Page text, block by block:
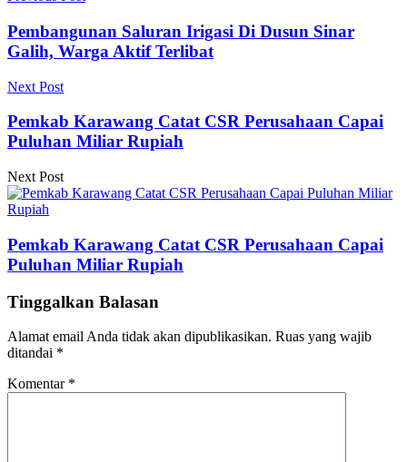
Pembangunan Saluran Irigasi Di Dusun Sinar
Galih, Warga Aktif Terlibat
Next Post
Pemkab Karawang Catat CSR Perusahaan Capai
Puluhan Miliar Rupiah
Next Post
Pemkab Karawang Catat CSR Perusahaan Capai
Puluhan Miliar Rupiah
Tinggalkan Balasan
Alamat email Anda tidak akan dipublikasikan. Ruas yang wajib
ditandai *
Komentar *